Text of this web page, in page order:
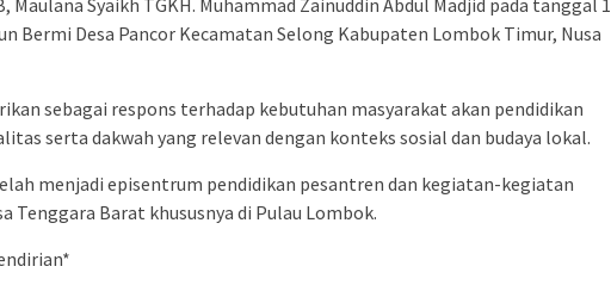
Maulana Syaikh TGKH. Muhammad Zainuddin Abdul Madjid pada tanggal 1
Bermi Desa Pancor Kecamatan Selong Kabupaten Lombok Timur, Nusa
sebagai respons terhadap kebutuhan masyarakat akan pendidikan
serta dakwah yang relevan dengan konteks sosial dan budaya lokal.
menjadi episentrum pendidikan pesantren dan kegiatan-kegiatan
Tenggara Barat khususnya di Pulau Lombok.